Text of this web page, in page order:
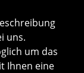
uns.
um das
Ihnen eine